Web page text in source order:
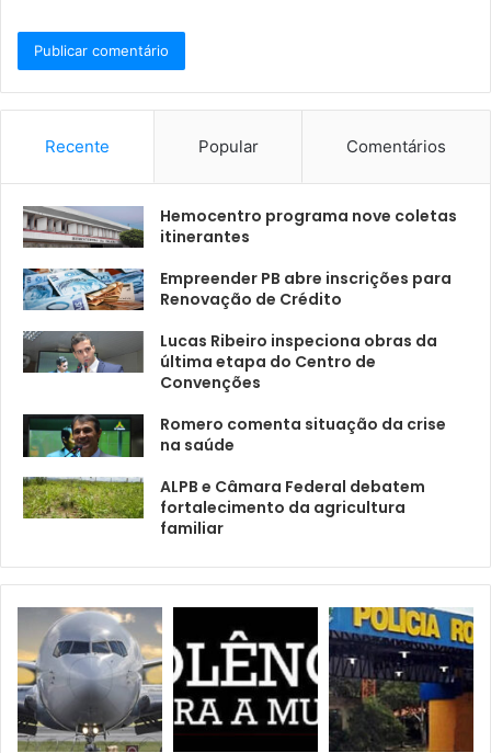
Recente Popular Comentários
Hemocentro programa nove coletas
itinerantes
Empreender PB abre inscrições para
Renovação de Crédito
Lucas Ribeiro inspeciona obras da
última etapa do Centro de
Convenções
Romero comenta situação da crise
na saúde
ALPB e Câmara Federal debatem
fortalecimento da agricultura
familiar